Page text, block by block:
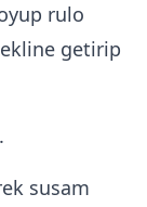
rulo
getirip
susam